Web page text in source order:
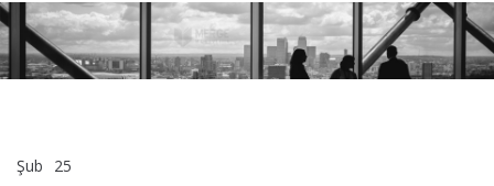
Şub 25